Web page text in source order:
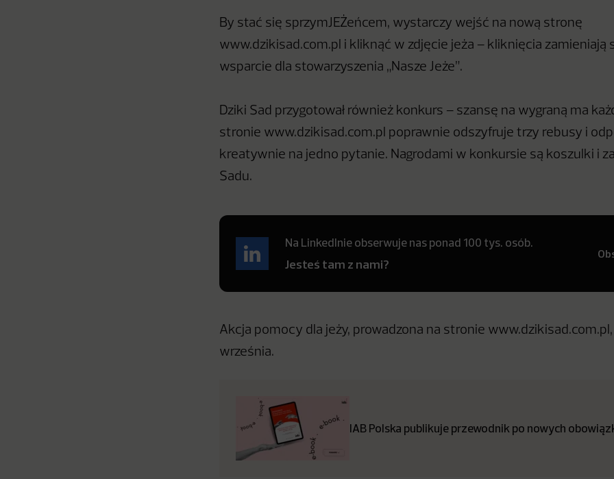
By stać się sprzymJEŻeńcem, wystarczy wejść na nową stronę
www.dzikisad.com.pl i kliknąć w zdjęcie jeża – kliknięcia zamieniają
wsparcie dla stowarzyszenia „Nasze Jeże”.
Dziki Sad przygotował również konkurs – szansę na wygraną ma
stronie www.dzikisad.com.pl poprawnie odszyfruje trzy rebusy i
kreatywnie na jedno pytanie. Nagrodami w konkursie są koszulki i
Sadu.
Na LinkedInie obserwuje nas ponad 100 tys. osób.
Jesteś tam z nami?
Akcja pomocy dla jeży, prowadzona na stronie
września.
IAB Polska publikuje przewodnik po nowych